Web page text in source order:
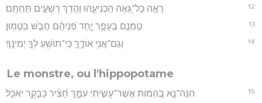
12 רְאֵ֣ה כָל־גֵּ֭אֶה הַכְנִיעֵ֑הוּ וַהֲדֹ֖ךְ רְשָׁעִ֣ים תַּחְתָּֽם׃
13 טָמְנֵ֣ם בֶּעָפָ֣ר יָ֑חַד פְּ֝נֵיהֶ֗ם חֲבֹ֣שׁ בַּטָּמֽוּן׃
14 וְגַם־אֲנִ֥י אוֹדֶ֑ךָּ כִּֽי־תוֹשִׁ֖עַ לְךָ֣ יְמִינֶֽךָ׃
Le monstre, ou l'hippopotame
15 הִנֵּה־נָ֣א בְ֭הֵמוֹת אֲשֶׁר־עָשִׂ֣יתִי עִמָּ֑ךְ חָ֝צִ֗יר כַּבָּקָ֥ר יֹאכֵֽל׃